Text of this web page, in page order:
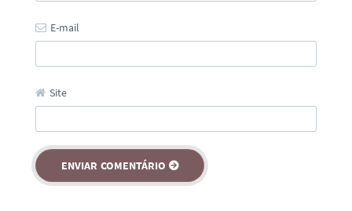
E-mail
Site